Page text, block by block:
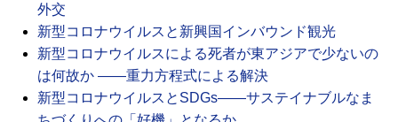
外交
新型コロナウイルスと新興国インバウンド観光
新型コロナウイルスによる死者が東アジアで少ないの
は何故か ――重力方程式による解決
新型コロナウイルスとSDGs――サステイナブルなま